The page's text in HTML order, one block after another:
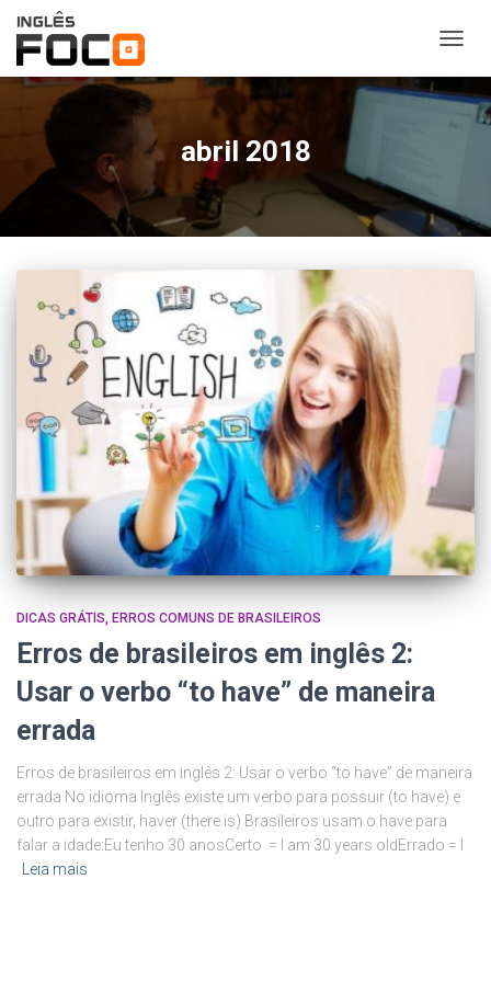
abril 2018
DICAS GRÁTIS ERROS COMUNS DE BRASILEIROS
Erros de brasileiros em inglês 2:
Usar o verbo “to have” de maneira
errada
Erros de brasileiros em inglês 2: Usar o verbo “to have” de maneira
errada No idioma Inglês existe um verbo para possuir (to have) e
outro para existir, haver (there is) Brasileiros usam o have para
falar a idade:Eu tenho 30 anosCerto = I am 30 years oldErrado = I
Leia mais